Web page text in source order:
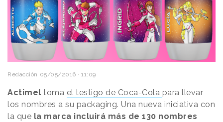
Redacción 05/05/2016 · 11:09
Actimel toma el testigo de Coca-Cola para llevar
los nombres a su packaging. Una nueva iniciativa con
la que la marca incluirá más de 130 nombres